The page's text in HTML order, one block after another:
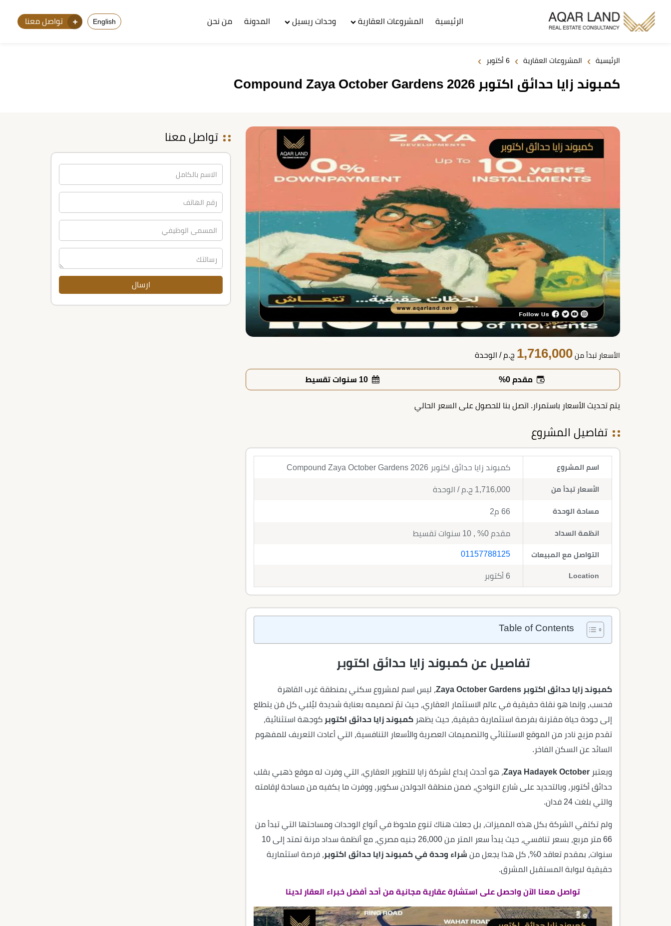
الرئيسية المشروعات العقارية وحدات ريسيل المدونة من نحن English تواصل معنا
الرئيسية › المشروعات العقارية › 6 أكتوبر ›
كمبوند زايا حدائق اكتوبر Compound Zaya October Gardens 2026
الأسعار تبدأ من 1,716,000 ج.م / الوحدة
مقدم 0% 10 سنوات تقسيط
يتم تحديث الأسعار باستمرار. اتصل بنا للحصول على السعر الحالي
تفاصيل المشروع
اسم المشروع كمبوند زايا حدائق اكتوبر Compound Zaya October Gardens 2026
الأسعار تبدأ من 1,716,000 ج.م / الوحدة
مساحة الوحدة 66 م2
انظمة السداد مقدم 0% , 10 سنوات تقسيط
التواصل مع المبيعات 01157788125
Location 6 أكتوبر
Table of Contents
تفاصيل عن كمبوند زايا حدائق اكتوبر
كمبوند زايا حدائق اكتوبر Zaya October Gardens
، ليس اسم لمشروع سكني بمنطقة غرب القاهرة
فحسب، وإنما هو نقلة حقيقية في عالم الاستثمار العقاري، حيث تمّ تصميمه بعناية شديدة ليُلبي كل مَن يتطلع
إلى جودة حياة مقترنة بفرصة استثمارية حقيقية، حيث يظهر كمبوند زايا حدائق اكتوبر كوجهة استثنائية،
تقدم مزيج نادر من الموقع الاستثنائي والتصميمات العصرية والأسعار التنافسية، التي أعادت التعريف للمفهوم
السائد عن السكن الفاخر.
ويعتبر Zaya Hadayek October، هو أحدث إبداع لشركة زايا للتطوير العقاري، التي وفرت له موقع ذهبي بقلب
حدائق أكتوبر، وبالتحديد على شارع النوادي، ضمن منطقة الجولدن سكوير، ووفرت ما يكفيه من مساحة لإقامته
والتي بلغت 24 فدان.
ولم تكتفي الشركة بكل هذه المميزات، بل جعلت هناك تنوع ملحوظ في أنواع الوحدات ومساحتها التي تبدأ من
66 متر مربع، بسعر تنافسي، حيث يبدأ سعر المتر من 26,000 جنيه مصري، مع أنظمة سداد مرنة تمتد إلى 10
سنوات، بمقدم تعاقد 0%، كل هذا يجعل من
شراء وحدة في كمبوند زايا حدائق اكتوبر، فرصة استثمارية
حقيقية لبوابة المستقبل المشرق.
تواصل معنا الآن واحصل على استشارة عقارية مجانية من أحد أفضل خبراء العقار لدينا
تواصل معنا